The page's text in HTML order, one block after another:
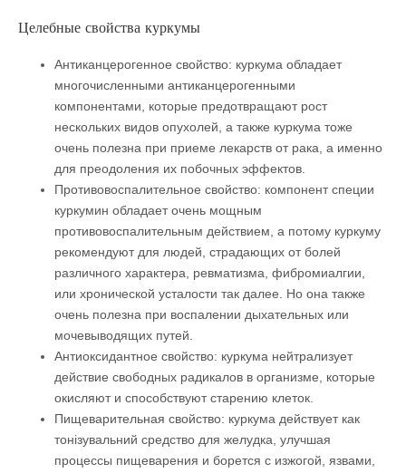
Целебные свойства куркумы
Антиканцерогенное свойство: куркума обладает
многочисленными антиканцерогенными
компонентами, которые предотвращают рост
нескольких видов опухолей, а также куркума тоже
очень полезна при приеме лекарств от рака, а именно
для преодоления их побочных эффектов.
Противовоспалительное свойство: компонент специи
куркумин обладает очень мощным
противовоспалительным действием, а потому куркуму
рекомендуют для людей, страдающих от болей
различного характера, ревматизма, фибромиалгии,
или хронической усталости так далее. Но она также
очень полезна при воспалении дыхательных или
мочевыводящих путей.
Антиоксидантное свойство: куркума нейтрализует
действие свободных радикалов в организме, которые
окисляют и способствуют старению клеток.
Пищеварительная свойство: куркума действует как
тонізувальний средство для желудка, улучшая
процессы пищеварения и борется с изжогой, язвами,